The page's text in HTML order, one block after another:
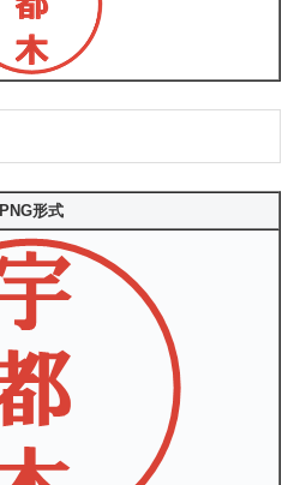
PNG形式